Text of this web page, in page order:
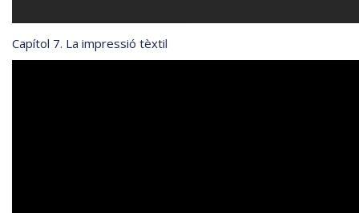
Capítol 7. La impressió tèxtil